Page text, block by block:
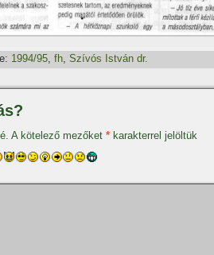
1994/95, fh, Szí­vós István dr.
A kötelező mezőket * karakterrel jelöltük